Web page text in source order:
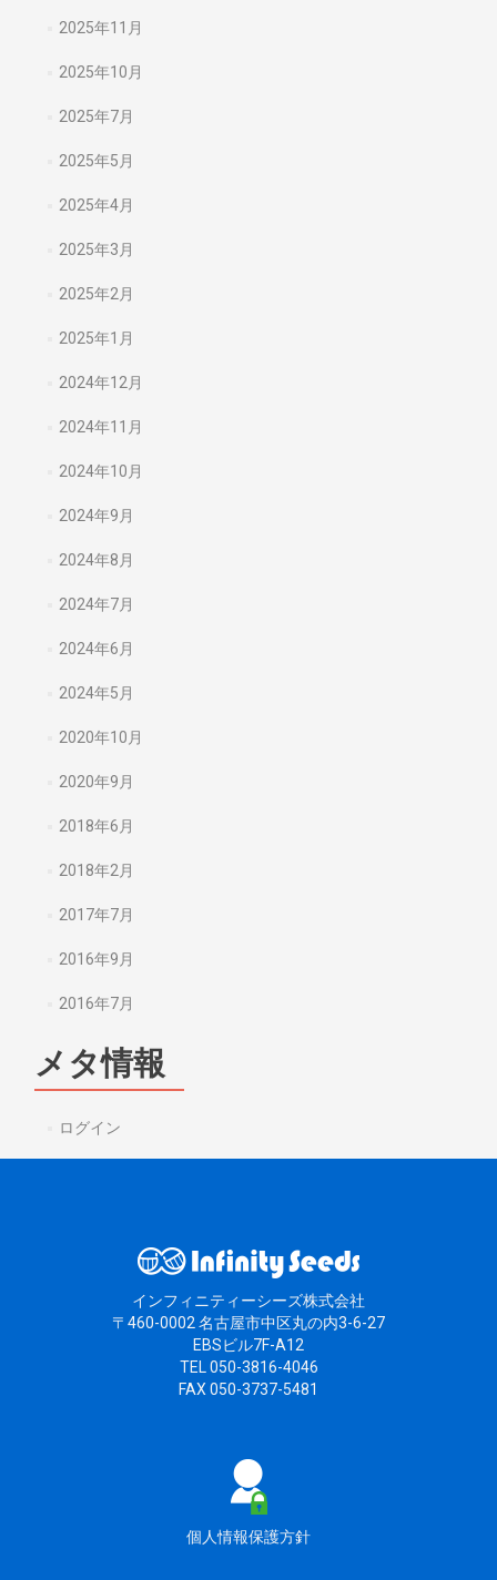
2025年11月
2025年10月
2025年7月
2025年5月
2025年4月
2025年3月
2025年2月
2025年1月
2024年12月
2024年11月
2024年10月
2024年9月
2024年8月
2024年7月
2024年6月
2024年5月
2020年10月
2020年9月
2018年6月
2018年2月
2017年7月
2016年9月
2016年7月
メタ情報
ログイン
インフィニティーシーズ株式会社
〒460-0002 名古屋市中区丸の内3-6-27
EBSビル7F-A12
TEL 050-3816-4046
FAX 050-3737-5481
個人情報保護方針